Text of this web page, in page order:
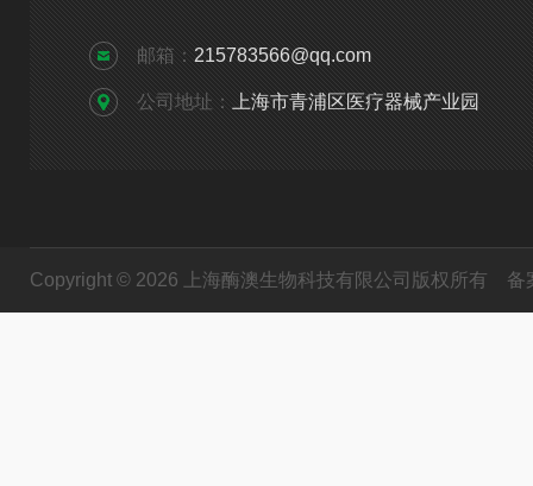
邮箱： 215783566@qq.com
公司地址： 上海市青浦区医疗器械产业园
Copyright © 2026 上海酶澳生物科技有限公司版权所有 备